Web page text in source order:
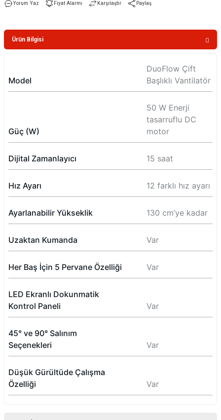
Yorum Yaz Fiyat Alarmı Karşılaştır Paylaş
Ürün Bilgisi
Model
DuoFlow Çift
Başlıklı Vantilatör
Güç (W)
50 W Enerji
tasarruflu DC
motor
Dijital Zamanlayıcı 15 saat
Hız Ayarı 12 farklı hız ayarı
Ayarlanabilir Yükseklik 130 cm’ye kadar
Uzaktan Kumanda Var
Her Baş İçin 5 Pervane Özelliği Var
LED Ekranlı Dokunmatik
Kontrol Paneli
Var
45° ve 90° Salınım
Seçenekleri
Var
Düşük Gürültüde Çalışma
Özelliği
Var